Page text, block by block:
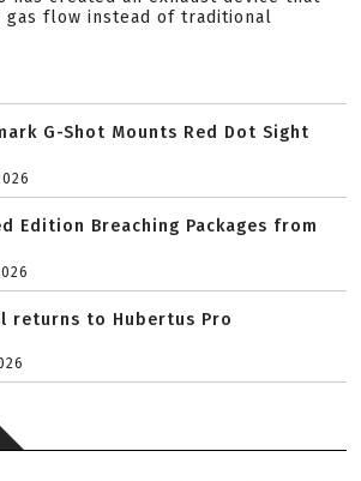
gas flow instead of traditional
G-Shot Mounts Red Dot Sight
Edition Breaching Packages from
returns to Hubertus Pro